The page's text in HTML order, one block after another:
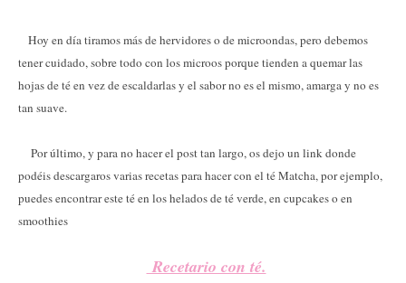
Hoy en día tiramos más de hervidores o de microondas, pero debemos
tener cuidado, sobre todo con los microos porque tienden a quemar las
hojas de té en vez de escaldarlas y el sabor no es el mismo, amarga y no es
tan suave.
Por último, y para no hacer el post tan largo, os dejo un link donde
podéis descargaros varias recetas para hacer con el té Matcha, por ejemplo,
puedes encontrar este té en los helados de té verde, en cupcakes o en
smoothies
Recetario con té.